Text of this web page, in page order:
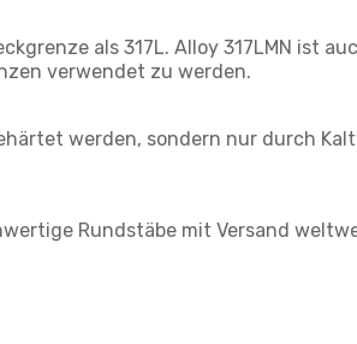
als 317L. Alloy 317LMN ist
verwendet zu werden.
werden, sondern nur durch
Rundstäbe mit Versand